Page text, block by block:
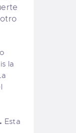
la
Esta